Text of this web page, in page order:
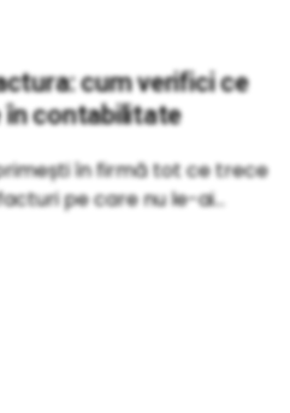
cum verifici ce
în contabilitate
în firmă tot ce trece
pe care nu le-ai